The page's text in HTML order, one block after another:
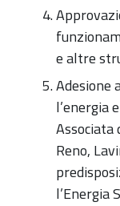
e altre
Adesione
l’energia
Associata
Reno,
l’Energia